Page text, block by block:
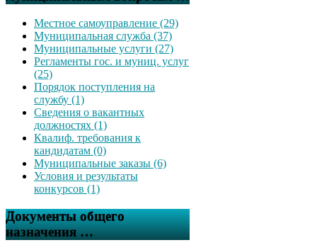
Местное самоуправление (29)
Муниципальная служба (37)
Муниципальные услуги (27)
Регламенты гос. и муниц. услуг
(25)
Порядок поступления на
службу (1)
Сведения о вакантных
должностях (1)
Квалиф. требования к
кандидатам (0)
Муниципальные заказы (6)
Условия и результаты
конкурсов (1)
Документы общего
назначения …